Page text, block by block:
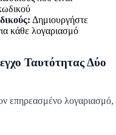
Δημιουργήστε
κάθε λογαριασμό
Ταυτότητας Δύο
επηρεασμένο λογαριασμό,